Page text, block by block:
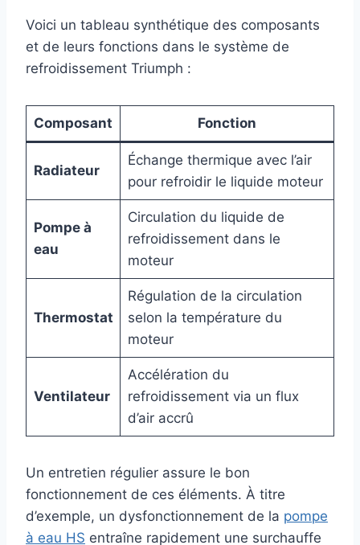
Voici un tableau synthétique des composants
et de leurs fonctions dans le système de
refroidissement Triumph :
Composant Fonction
Radiateur
Échange thermique avec l’air
pour refroidir le liquide moteur
Pompe à
eau
Circulation du liquide de
refroidissement dans le
moteur
Thermostat
Régulation de la circulation
selon la température du
moteur
Ventilateur
Accélération du
refroidissement via un flux
d’air accrû
Un entretien régulier assure le bon
fonctionnement de ces éléments. À titre
d’exemple, un dysfonctionnement de la pompe
à eau HS entraîne rapidement une surchauffe